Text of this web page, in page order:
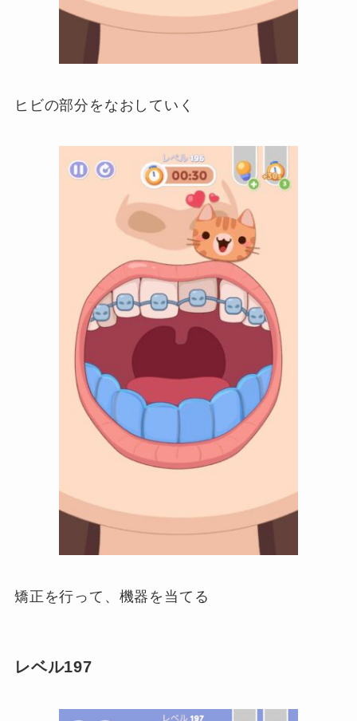
ヒビの部分をなおしていく
矯正を行って、機器を当てる
レベル197